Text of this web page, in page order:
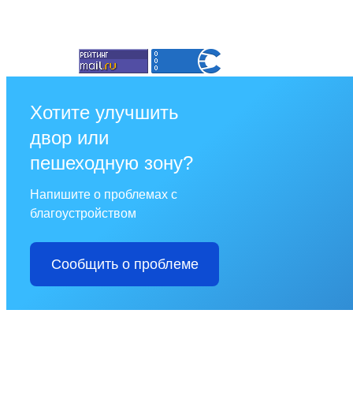
Хотите улучшить
двор или
пешеходную зону?
Напишите о проблемах с
благоустройством
Сообщить о проблеме